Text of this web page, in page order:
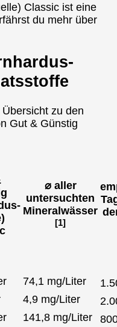
Classic ist eine
du mehr über
zu den
Gut & Günstig
⌀ aller
untersuchten
Mineralwässer
[1]
74,1 mg/Liter
4,9 mg/Liter
141,8 mg/Liter